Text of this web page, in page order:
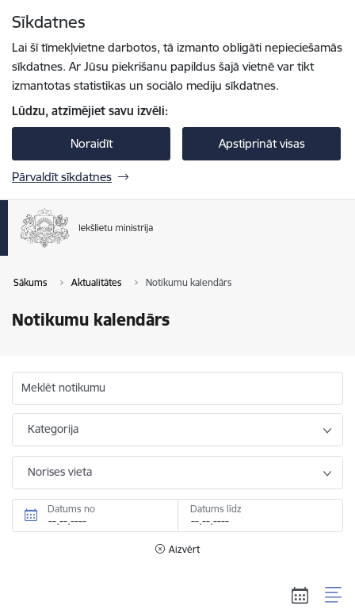
Sīkdatnes
Lai šī tīmekļvietne darbotos, tā izmanto obligāti nepieciešamās
sīkdatnes. Ar Jūsu piekrišanu papildus šajā vietnē var tikt
izmantotas statistikas un sociālo mediju sīkdatnes.
Lūdzu, atzīmējiet savu izvēli:
Noraidīt Apstiprināt visas
Pārvaldīt sīkdatnes
Sākums Aktualitātes Notikumu kalendārs
Notikumu kalendārs
Meklēt notikumu
Kategorija
Norises vieta
Datums no Datums līdz
Aizvērt